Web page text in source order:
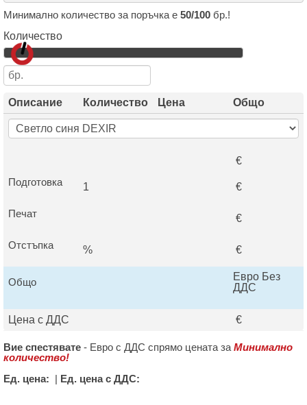
Минимално количество за поръчка е 50/100 бр.!
Количество
Описание Количество Цена Общо
€
Подготовка
1 €
Печат €
Отстъпка % €
Общо
Евро Без
ДДС
Цена с ДДС €
Вие спестявате - Евро с ДДС спрямо цената за Минимално
количество!
Ед. цена: | Ед. цена с ДДС: